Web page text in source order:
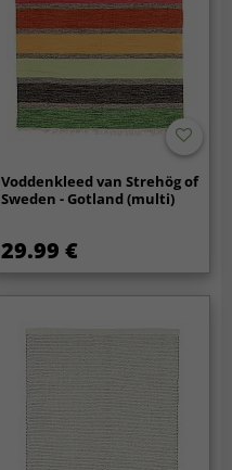
Voddenkleed van Strehög of
Sweden - Gotland (multi)
29.99 €